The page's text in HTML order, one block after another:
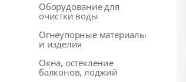
Оборудование для
очистки воды
Огнеупорные материалы
и изделия
Окна, остекление
балконов, лоджий